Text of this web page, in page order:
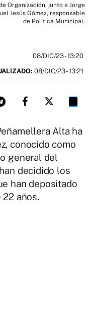
Organización, junto a Jorge
Jesús Gómez, responsable
de Política Municipal.
08/DIC/23- 13:20
08/DIC/23 - 13:21
Alta ha
conocido como
general del
decidido los
han depositado
años.